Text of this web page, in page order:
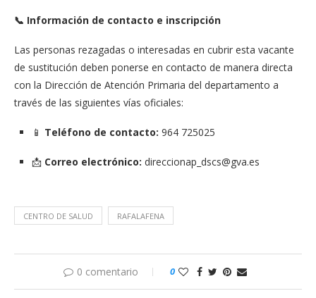
📞 Información de contacto e inscripción
Las personas rezagadas o interesadas en cubrir esta vacante
de sustitución deben ponerse en contacto de manera directa
con la Dirección de Atención Primaria del departamento a
través de las siguientes vías oficiales:
📱 Teléfono de contacto: 964 725025
📩 Correo electrónico: direccionap_dscs@gva.es
CENTRO DE SALUD RAFALAFENA
0 comentario 0